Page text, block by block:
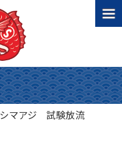
シマアジ 試験放流